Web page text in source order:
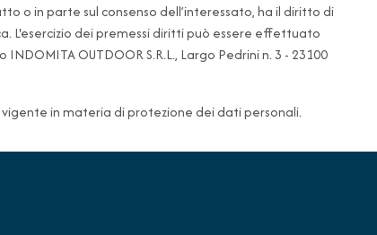
o in parte sul consenso dell’interessato, ha il diritto di
L'esercizio dei premessi diritti può essere effettuato
OUTDOOR S.R.L., Largo Pedrini n. 3 - 23100
vigente in materia di protezione dei dati personali.